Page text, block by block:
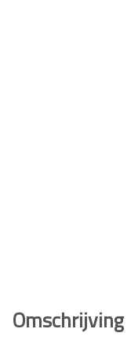
Omschrijving